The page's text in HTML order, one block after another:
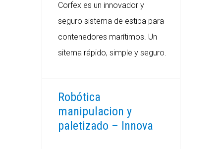
Corfex es un innovador y
seguro sistema de estiba para
contenedores marítimos. Un
sitema rápido, simple y seguro.
Robótica
manipulacion y
paletizado – Innova